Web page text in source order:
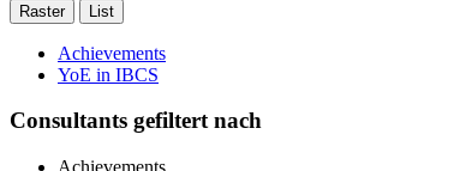
Raster List
Achievements
YoE in IBCS
Consultants gefiltert nach
Achievements